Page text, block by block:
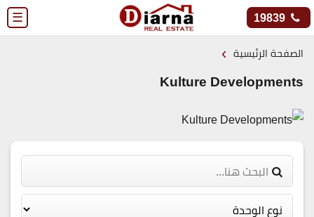
☰ 19839
الصفحة الرئيسية ›
Kulture Developments